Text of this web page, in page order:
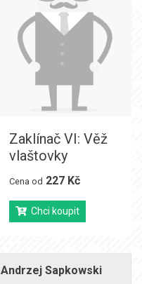
Zaklínač VI: Věž
vlaštovky
Cena od 227 Kč
Chci koupit
Andrzej Sapkowski